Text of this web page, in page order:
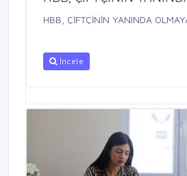
HBB, ÇİFTÇİNİN YANINDA
İncele